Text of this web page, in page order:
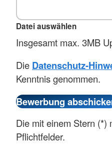
Datei auswählen
Insgesamt max. 3MB
Die Datenschutz-
Kenntnis genommen.
Die mit einem Stern (*)
Pflichtfelder.